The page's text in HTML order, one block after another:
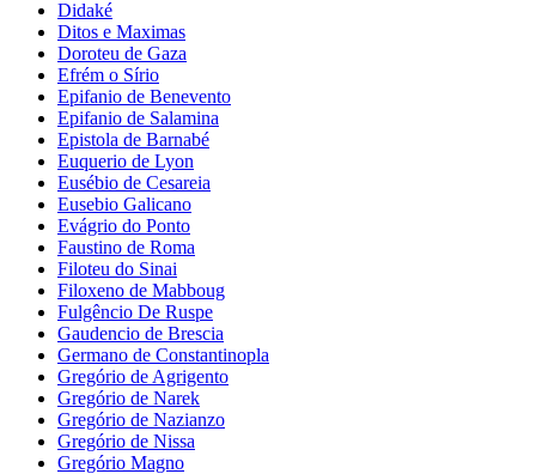
Didaké
Ditos e Maximas
Doroteu de Gaza
Efrém o Sírio
Epifanio de Benevento
Epifanio de Salamina
Epistola de Barnabé
Euquerio de Lyon
Eusébio de Cesareia
Eusebio Galicano
Evágrio do Ponto
Faustino de Roma
Filoteu do Sinai
Filoxeno de Mabboug
Fulgêncio De Ruspe
Gaudencio de Brescia
Germano de Constantinopla
Gregório de Agrigento
Gregório de Narek
Gregório de Nazianzo
Gregório de Nissa
Gregório Magno